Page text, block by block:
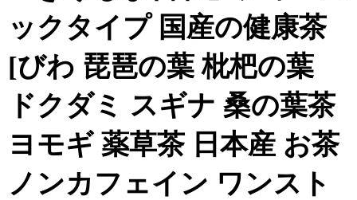
ックタイプ 国産の健康茶
[びわ 琵琶の葉 枇杷の葉
ドクダミ スギナ 桑の葉茶
ヨモギ 薬草茶 日本産 お茶
ノンカフェイン ワンスト